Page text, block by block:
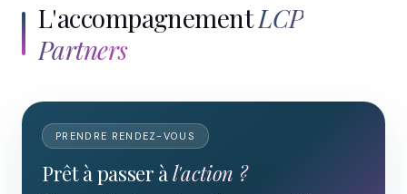
L'accompagnementLCP
Partners
PRENDRE RENDEZ-VOUS
Prêt à passer àl'action ?